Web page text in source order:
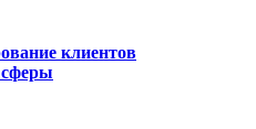
клиентов
сферы